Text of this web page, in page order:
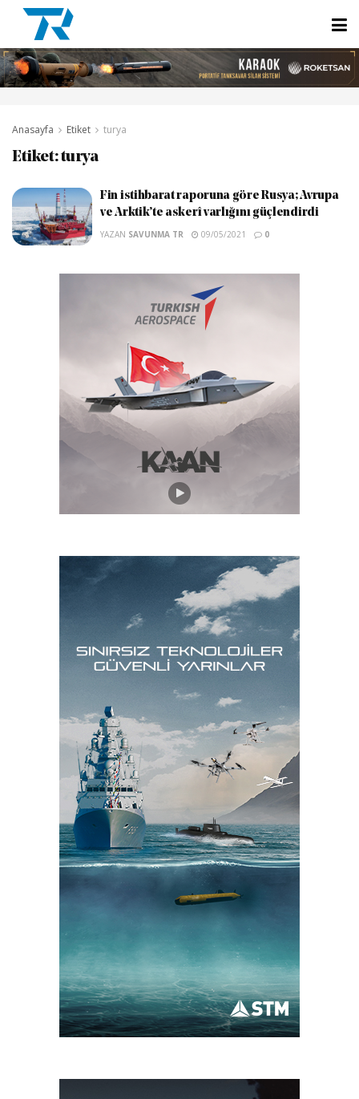
Anasayfa Etiket turya
Etiket:turya
Fin istihbarat raporuna göre Rusya; Avrupa
ve Arktik’te askerî varlığını güçlendirdi
YAZAN SAVUNMA TR 09/05/2021 0